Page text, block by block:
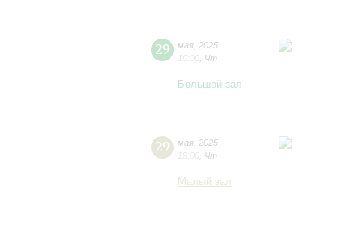
29 мая 2025
10:00 Чт
Большой зал
29 мая 2025
19:00 Чт
Малый зал